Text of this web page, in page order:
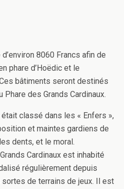
8060 Francs afin de
phare d’Hoëdic et le
bâtiments seront destinés
Phare des Grands Cardinaux.
était classé dans les « Enfers »,
et maintes gardiens de
dents, et le moral.
Cardinaux est inhabité
régulièrement depuis
sortes de terrains de jeux. Il est